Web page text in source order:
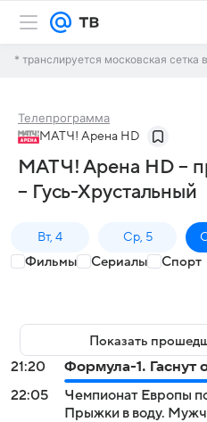
* транслируется московская сетка
Телепрограмма
МАТЧ! Арена HD
МАТЧ! Арена HD –
– Гусь-Хрустальный
Вт, 4 Ср, 5
Фильмы Сериалы Спорт
Показать
21:20
Формула-1. Гаснут
22:05
Чемпионат Европы
Прыжки в воду.